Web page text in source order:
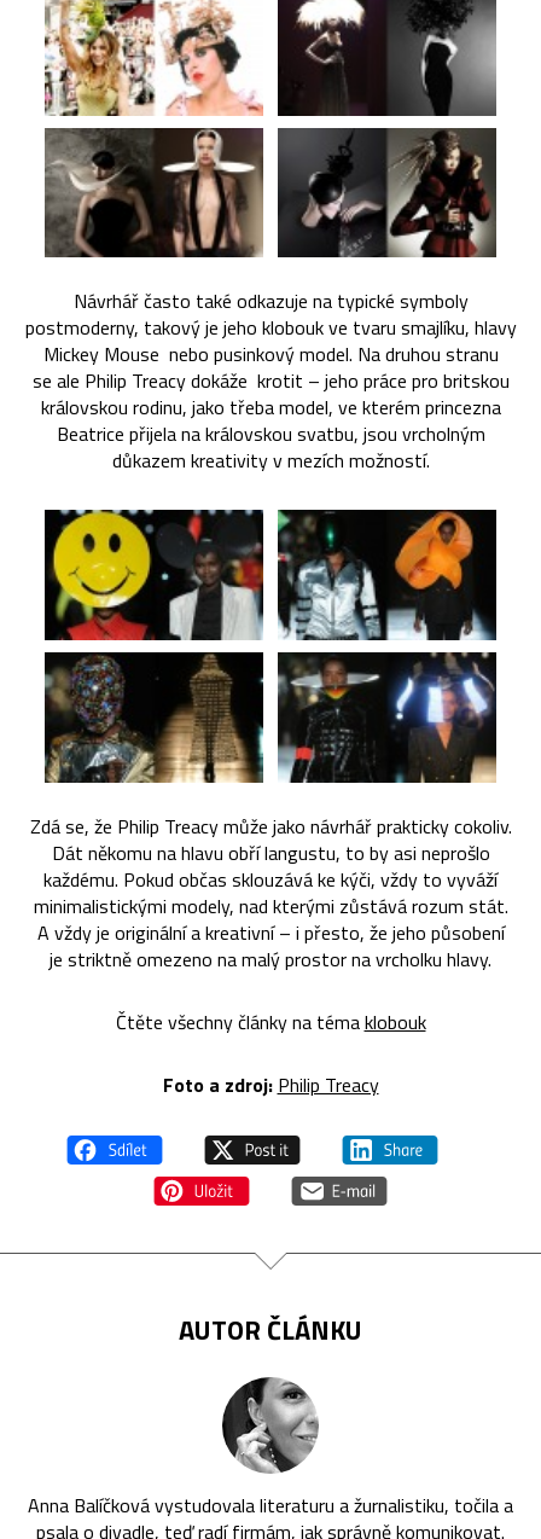
Návrhář často také odkazuje na typické symboly
postmoderny, takový je jeho klobouk ve tvaru smajlíku, hlavy
Mickey Mouse nebo pusinkový model. Na druhou stranu
se ale Philip Treacy dokáže krotit – jeho práce pro britskou
královskou rodinu, jako třeba model, ve kterém princezna
Beatrice přijela na královskou svatbu, jsou vrcholným
důkazem kreativity v mezích možností.
Zdá se, že Philip Treacy může jako návrhář prakticky cokoliv.
Dát někomu na hlavu obří langustu, to by asi neprošlo
každému. Pokud občas sklouzává ke kýči, vždy to vyváží
minimalistickými modely, nad kterými zůstává rozum stát.
A vždy je originální a kreativní – i přesto, že jeho působení
je striktně omezeno na malý prostor na vrcholku hlavy.
Čtěte všechny články na témaklobouk
Foto a zdroj: Philip Treacy
AUTOR ČLÁNKU
Anna Balíčková vystudovala literaturu a žurnalistiku, točila a
psala o divadle, teď radí firmám, jak správně komunikovat.